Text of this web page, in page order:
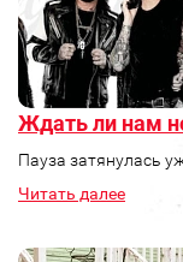
Ждать ли нам
Пауза затянулась
Читать далее